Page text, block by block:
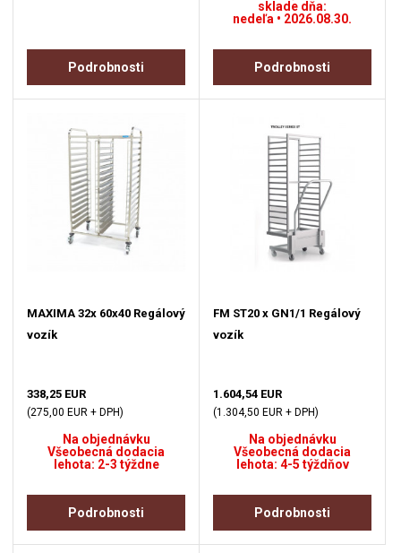
Podrobnosti
sklade dňa:
nedeľa • 2026.08.30.
Podrobnosti
MAXIMA 32x 60x40 Regálový
vozík
338,25 EUR
(275,00 EUR + DPH)
Na objednávku
Všeobecná dodacia
lehota: 2-3 týždne
Podrobnosti
FM ST20 x GN1/1 Regálový
vozík
1.604,54 EUR
(1.304,50 EUR + DPH)
Na objednávku
Všeobecná dodacia
lehota: 4-5 týždňov
Podrobnosti